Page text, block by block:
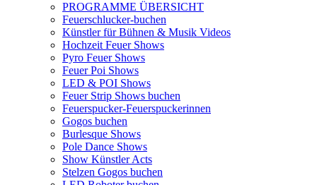
PROGRAMME ÜBERSICHT
Feuerschlucker-buchen
Künstler für Bühnen & Musik Videos
Hochzeit Feuer Shows
Pyro Feuer Shows
Feuer Poi Shows
LED & POI Shows
Feuer Strip Shows buchen
Feuerspucker-Feuerspuckerinnen
Gogos buchen
Burlesque Shows
Pole Dance Shows
Show Künstler Acts
Stelzen Gogos buchen